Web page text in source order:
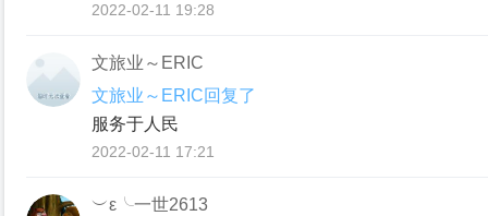
2022-02-11 19:28
文旅业～ERIC
文旅业～ERIC回复了
服务于人民
2022-02-11 17:21
︶ε╰一世2613